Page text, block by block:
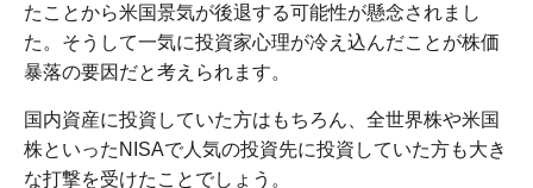
たことから米国景気が後退する可能性が懸念されまし
た。そうして一気に投資家心理が冷え込んだことが株価
暴落の要因だと考えられます。
国内資産に投資していた方はもちろん、全世界株や米国
株といったNISAで人気の投資先に投資していた方も大き
な打撃を受けたことでしょう。